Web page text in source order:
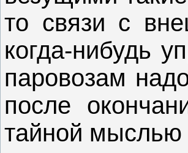
то связи с
когда-нибудь
паровозам
после
тайной мыслью